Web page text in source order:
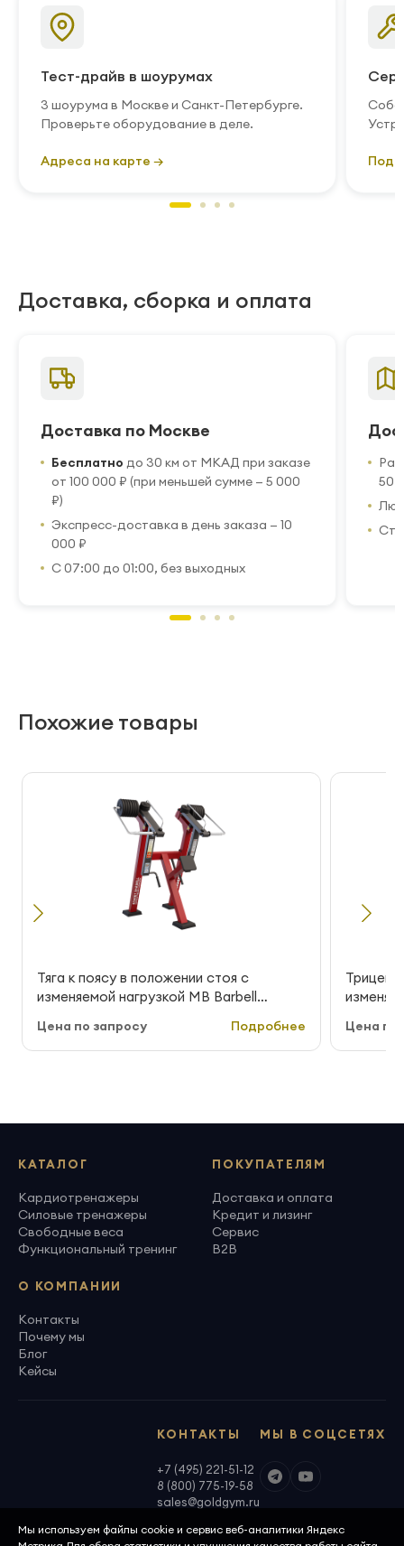
Тест-драйв в шоурумах
3 шоурума в Москве и Санкт-Петербурге.
Проверьте оборудование в деле.
Адреса на карте →
Доставка, сборка и оплата
Доставка по Москве
Бесплатно до 30 км от МКАД при заказе
от 100 000 ₽ (при меньшей сумме — 5 000
₽)
Экспресс-доставка в день заказа — 10
000 ₽
С 07:00 до 01:00, без выходных
50
Похожие товары
Тяга к поясу в положении стоя с
изменяемой нагрузкой MB Barbell
Цена по запросу Подробнее Цена по
КАТАЛОГ
Кардиотренажеры
Силовые тренажеры
Свободные веса
Функциональный тренинг
ПОКУПАТЕЛЯМ
Доставка и оплата
Кредит и лизинг
Сервис
B2B
О КОМПАНИИ
Контакты
Почему мы
Блог
Кейсы
МЫ В СОЦСЕТЯХ
КОНТАКТЫ
+7 (495) 221-51-12
8 (800) 775-19-58
sales@goldgym.ru
Мы используем файлы cookie и сервис веб-аналитики Яндекс